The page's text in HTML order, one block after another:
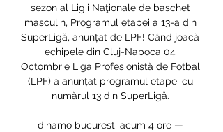
sezon al Ligii Naţionale de baschet
masculin, Programul etapei a 13-a din
SuperLigă, anunțat de LPF! Când joacă
echipele din Cluj-Napoca 04
Octombrie Liga Profesionistă de Fotbal
(LPF) a anunțat programul etapei cu
numărul 13 din SuperLigă.
dinamo bucuresti acum 4 ore —